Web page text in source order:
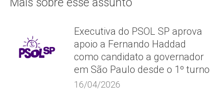
Mais sobre esse assunto
Executiva do PSOL SP aprova
apoio a Fernando Haddad
como candidato a governador
em São Paulo desde o 1º turno
16/04/2026